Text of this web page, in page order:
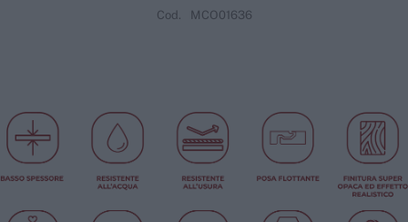
Cod. MCO01636